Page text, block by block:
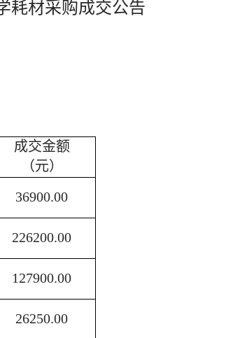
耗材采购成交公告
成交金额
（元）
36900.00
226200.00
127900.00
26250.00